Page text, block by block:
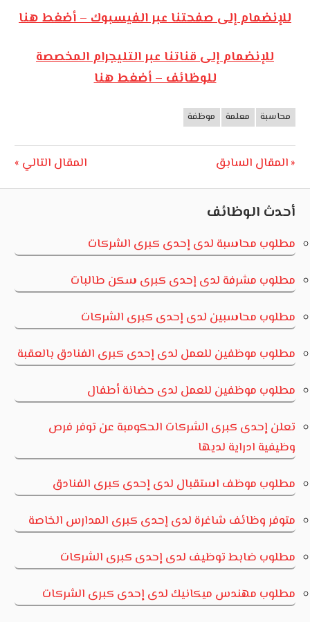
للإنضمام إلى صفحتنا عبر الفيسبوك – أضغط هنا
للإنضمام إلى قناتنا عبر التليجرام المخصصة
للوظائف – أضغط هنا
وظائف
محاسبة معلمة موظفة
تصفّح
المقالات
Previous
المقال السابق
Next
المقال التالي
أحدث الوظائف
مطلوب محاسبة لدى إحدى كبرى الشركات
مطلوب مشرفة لدى إحدى كبرى سكن طالبات
مطلوب محاسبين لدى إحدى كبرى الشركات
مطلوب موظفين للعمل لدى إحدى كبرى الفنادق بالعقبة
مطلوب موظفين للعمل لدى حضانة أطفال
تعلن إحدى كبرى الشركات الحكومبة عن توفر فرص
وظيفية ادراية لديها
مطلوب موظف استقبال لدى إحدى كبرى الفنادق
متوفر وظائف شاغرة لدى إحدى كبرى المدارس الخاصة
مطلوب ضابط توظيف لدى إحدى كبرى الشركات
مطلوب مهندس ميكانيك لدى إحدى كبرى الشركات